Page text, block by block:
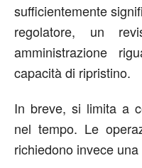
sufficientemente
regolatore, un
amministrazione
capacità di ripristino.
In breve, si limita a
nel tempo. Le
richiedono invece